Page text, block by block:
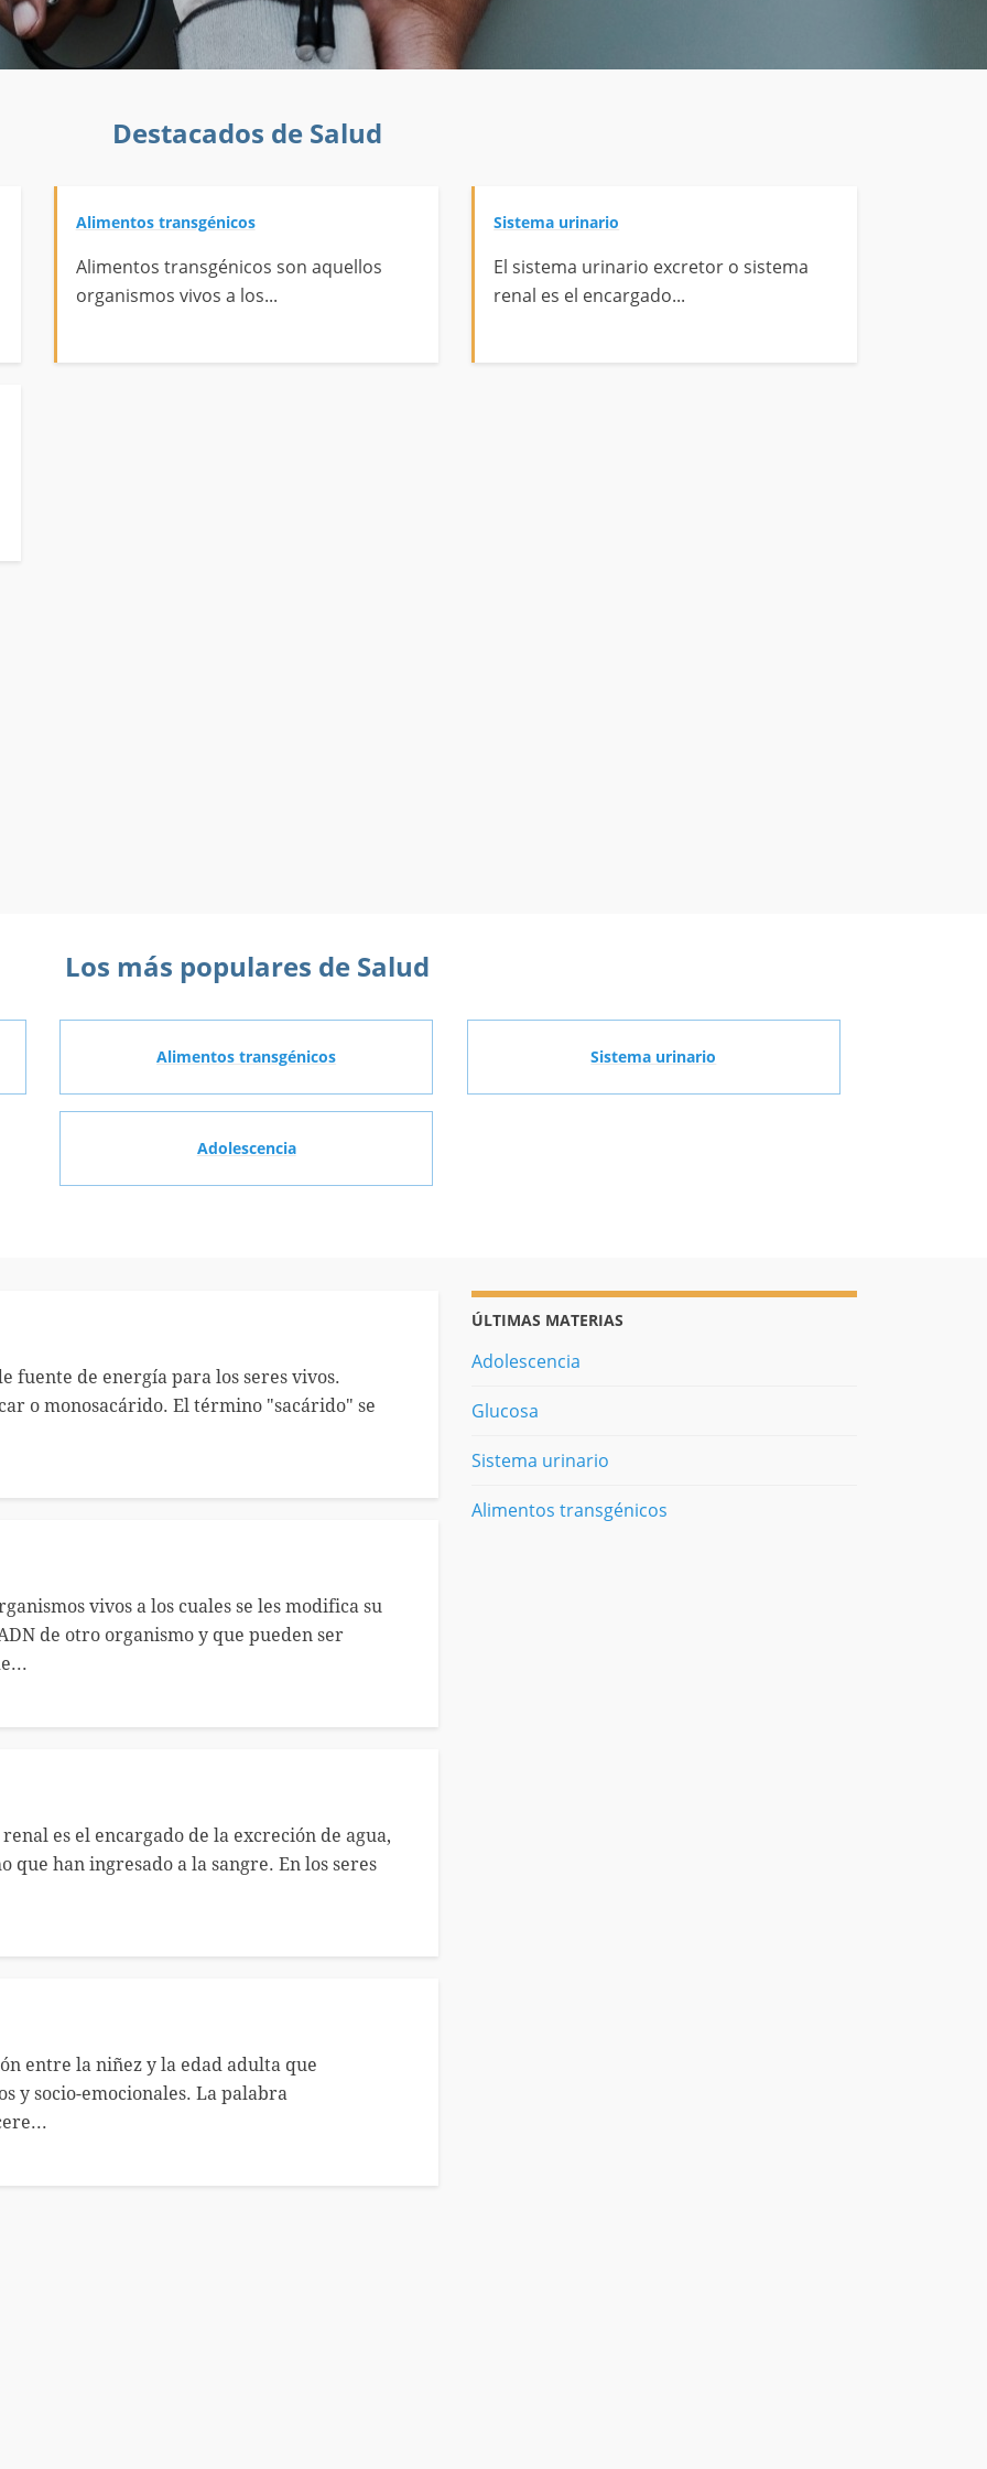
Destacados de Salud
Alimentos transgénicos
Alimentos transgénicos son aquellos
organismos vivos a los...
Sistema urinario
El sistema urinario excretor o sistema
renal es el encargado...
Los más populares de Salud
Alimentos transgénicos Sistema urinario
Adolescencia
fuente de energía para los seres vivos.
o monosacárido. El término "sacárido" se
vivos a los cuales se les modifica su
de otro organismo y que pueden ser
es el encargado de la excreción de agua,
que han ingresado a la sangre. En los seres
entre la niñez y la edad adulta que
y socio-emocionales. La palabra
ÚLTIMAS MATERIAS
Adolescencia
Glucosa
Sistema urinario
Alimentos transgénicos